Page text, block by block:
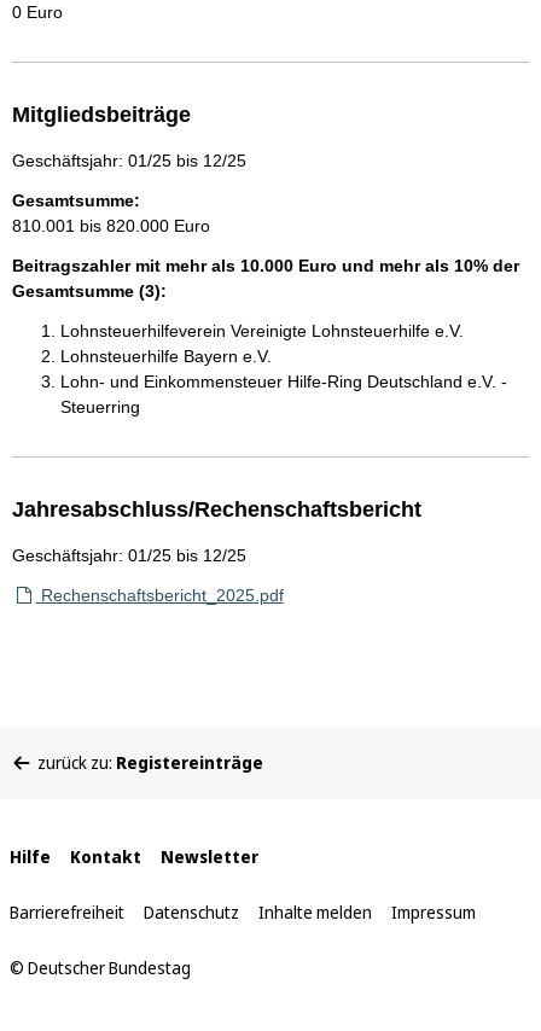
0 Euro
Mitgliedsbeiträge
Geschäftsjahr: 01/25 bis 12/25
Gesamtsumme:
810.001 bis 820.000 Euro
Beitragszahler mit mehr als 10.000 Euro und mehr als 10% der
Gesamtsumme (3):
Lohnsteuerhilfeverein Vereinigte Lohnsteuerhilfe e.V.
Lohnsteuerhilfe Bayern e.V.
Lohn- und Einkommensteuer Hilfe-Ring Deutschland e.V. -
Steuerring
Jahresabschluss/Rechenschaftsbericht
Geschäftsjahr: 01/25 bis 12/25
Rechenschaftsbericht_2025.pdf
befinden
zurück zu: Registereinträge
Interne
Links
Hilfe Kontakt Newsletter
Barrierefreiheit Datenschutz Inhalte melden Impressum
© Deutscher Bundestag